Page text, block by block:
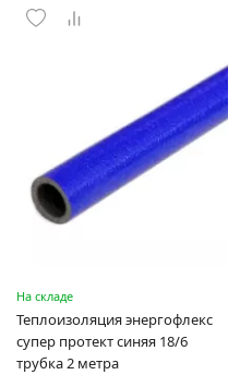
На складе
Теплоизоляция энергофлекс
супер протект синяя 18/6
трубка 2 метра